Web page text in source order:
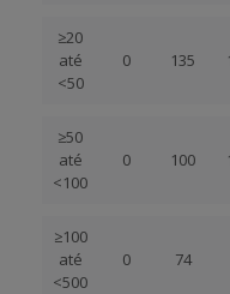
≥20
até
<50
0 135
≥50
até
<100
0 100
≥100
até
<500
0 74